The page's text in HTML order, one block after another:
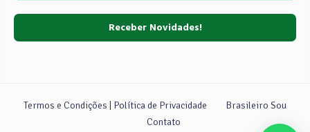
Receber Novidades!
Termos e Condições | Política de Privacidade
Brasileiro Sou
Contato